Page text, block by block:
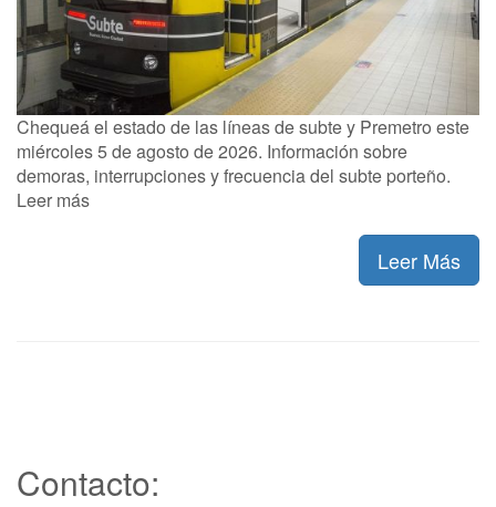
Chequeá el estado de las líneas de subte y Premetro este
miércoles 5 de agosto de 2026. Información sobre
demoras, interrupciones y frecuencia del subte porteño.
Leer más
Leer Más
Contacto: